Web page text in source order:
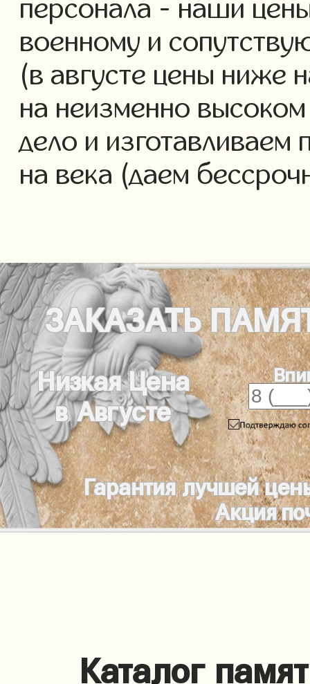
персонала - наши
военному и
(в августе цены ниже
на неизменно
дело и изготавливаем
на века (даем
ЗАКАЗАТЬ
Низкая Цена
в Августе
Гарантия лучшей
Акция
Каталог